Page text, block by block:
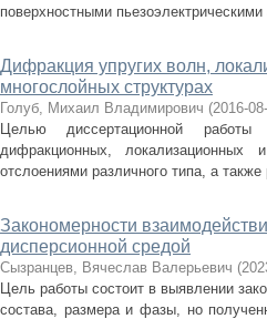
поверхностными
Дифракция упругих волн,
многослойных структурах
Голуб, Михаил Владимирович (2016-
Целью диссертационной работы
дифракционных,
отслоениями различного типа, а также
Закономерности
дисперсионной средой
Сызранцев, Вячеслав Валерьевич (
Цель работы состоит в выявлении
состава, размера и фазы, но